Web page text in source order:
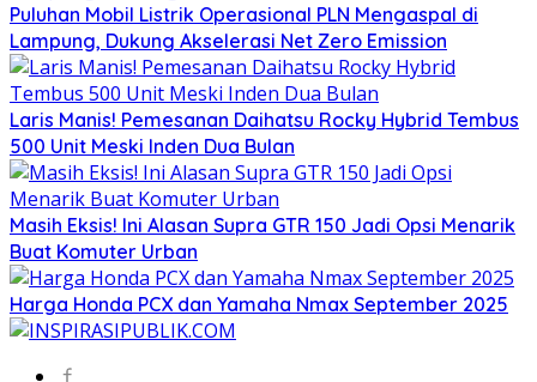
Puluhan Mobil Listrik Operasional PLN Mengaspal di
Lampung, Dukung Akselerasi Net Zero Emission
Laris Manis! Pemesanan Daihatsu Rocky Hybrid Tembus
500 Unit Meski Inden Dua Bulan
Masih Eksis! Ini Alasan Supra GTR 150 Jadi Opsi Menarik
Buat Komuter Urban
Harga Honda PCX dan Yamaha Nmax September 2025